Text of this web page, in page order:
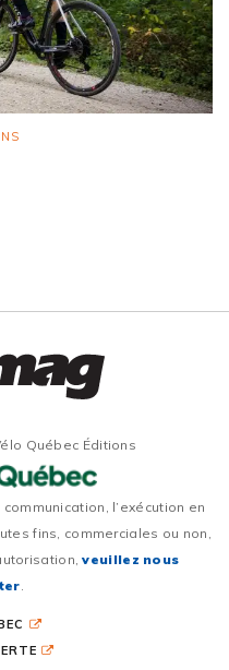
Québec Éditions
l’exécution en
fins, commerciales ou non,
veuillez nous
.